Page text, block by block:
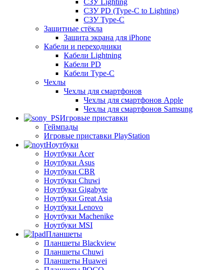
СЗУ Lighting
СЗУ PD (Type-C to Lighting)
СЗУ Type-C
Защитные стёкла
Защита экрана для iPhone
Кабели и переходники
Кабели Lightning
Кабели PD
Кабели Type-C
Чехлы
Чехлы для смартфонов
Чехлы для смартфонов Apple
Чехлы для смартфонов Samsung
Игровые приставки
Геймпады
Игровые приставки PlayStation
Ноутбуки
Ноутбуки Acer
Ноутбуки Asus
Ноутбуки CBR
Ноутбуки Chuwi
Ноутбуки Gigabyte
Ноутбуки Great Asia
Ноутбуки Lenovo
Ноутбуки Machenike
Ноутбуки MSI
Планшеты
Планшеты Blackview
Планшеты Chuwi
Планшеты Huawei